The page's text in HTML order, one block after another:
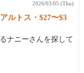
2026/03/05 (Thu)
ルトス・$27〜$3
ナニーさんを探して